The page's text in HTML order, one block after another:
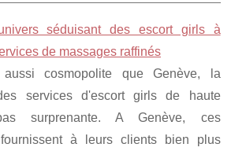
séduisant des escort girls à
de massages raffinés
cosmopolite que Genève, la
services d'escort girls de haute
surprenante. A Genève, ces
fournissent à leurs clients bien plus